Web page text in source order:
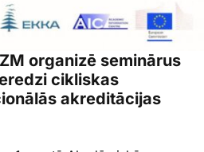
organizē seminārus
cikliskas
akreditācijas